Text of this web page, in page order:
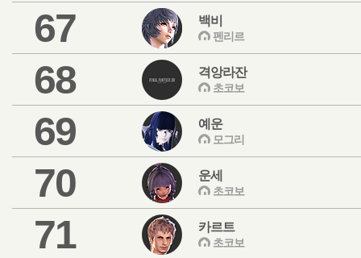
67 백비
펜리르
68 격앙라잔
초코보
69 예운
모그리
70 운세
초코보
71 카르트
초코보